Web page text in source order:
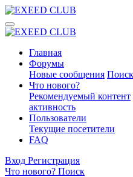
Главная
Форумы
Новые сообщения
Что нового?
Рекомендуемый контент
активность
Пользователи
Текущие посетители
FAQ
Вход Регистрация
Что нового? Поиск